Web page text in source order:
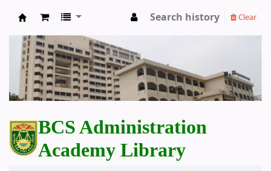
BCS Administration Academy Library
Search history Clear
BCS Administration
Academy Library